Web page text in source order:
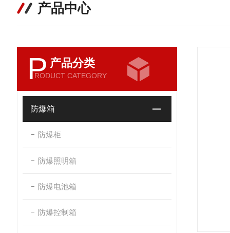
产品中心
P 产品分类
RODUCT CATEGORY
防爆箱
防爆柜
防爆照明箱
防爆电池箱
防爆控制箱